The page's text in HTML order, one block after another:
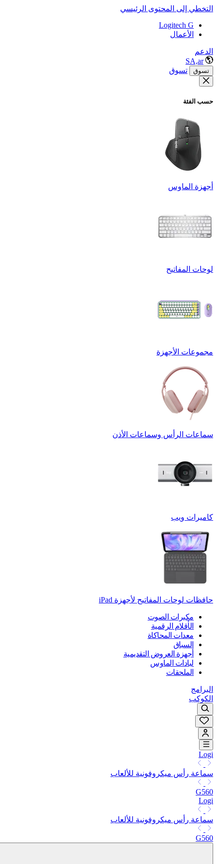
التخطي إلى المحتوى الرئيسي
Logitech G
الأعمال
الدعم
SA,ar
تسوق تسوق
حسب الفئة
أجهزة الماوس
لوحات المفاتيح
مجموعات الأجهزة
سماعات الرأس وسماعات الأذن
كاميرات ويب
حافظات لوحات المفاتيح لأجهزة ‏iPad
مكبرات الصوت
الأقلام الرقمية
معدات المحاكاة
السباق
أجهزة العروض التقديمية
لبادات الماوس
الملحقات
البرامج
الكوكب
Logi
سماعة رأس ميكروفونية للألعاب
G560
Logi
سماعة رأس ميكروفونية للألعاب
G560